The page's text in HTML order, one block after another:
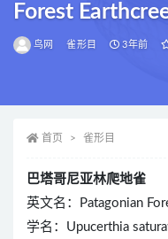
Forest
saturatior
鸟网 雀形目 3年前
首页 雀形目
巴塔哥尼亚林爬地雀
英文名：Patagonian
学名：Upucerthia